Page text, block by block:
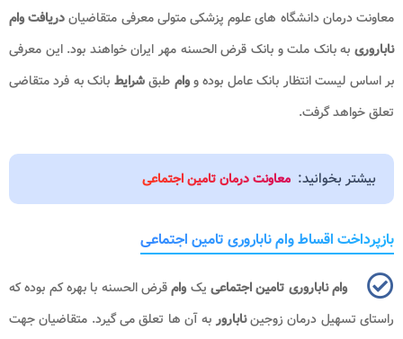
معاونت درمان دانشگاه های علوم پزشکی متولی معرفی متقاضیاندریافت وام
ناباروری به بانک ملت و بانک قرض الحسنه مهر ایران خواهند بود. این معرفی
بر اساس لیست انتظار بانک عامل بوده ووام طبقشرایط بانک به فرد متقاضی
تعلق خواهد گرفت.
بیشتر بخوانید: معاونت درمان تامین اجتماعی
بازپرداخت اقساط وام ناباروری تامین اجتماعی
وام ناباروری تامین اجتماعییک وامقرض الحسنه با بهره کم بوده که
راستای تسهیل درمان زوجینناباروربه آن ها تعلق می گیرد. متقاضیان جهت